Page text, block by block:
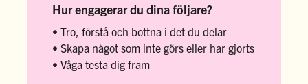
Hur engagerar du dina följare?
• Tro, förstå och bottna i det du delar
• Skapa något som inte görs eller har gjorts
• Våga testa dig fram